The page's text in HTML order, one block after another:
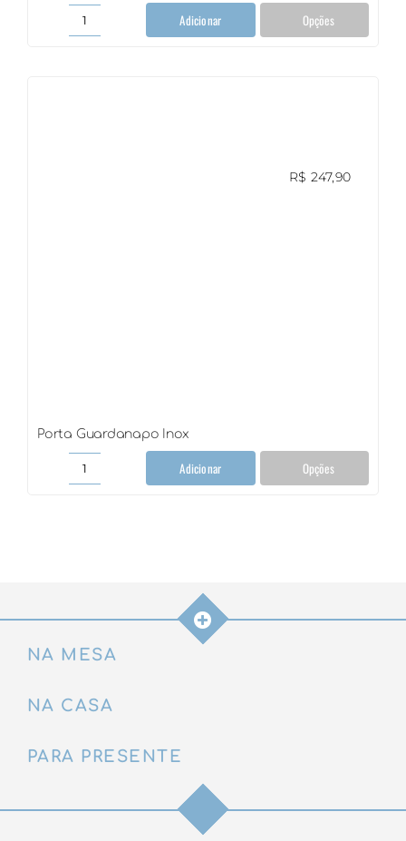
açucareiro
Adicionar Opções
R$ 247,90
Porta Guardanapo Inox
Porta
Adicionar Opções
NA MESA
NA CASA
PARA PRESENTE